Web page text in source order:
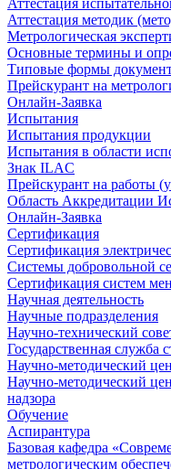
Аттестация методик
Метрологическая
Основные термины и
Типовые формы
Прейскурант на
Онлайн-Заявка
Испытания
Испытания продукции
Испытания в области
Знак ILAC
Прейскурант на работы
Область Аккредитации
Онлайн-Заявка
Сертификация
Сертификация
Системы добровольной
Сертификация систем
Научная деятельность
Научные подразделения
Научно-технический
Государственная служба
Научно-методический
Научно-методический
надзора
Обучение
Аспирантура
Базовая кафедра
метрологическим